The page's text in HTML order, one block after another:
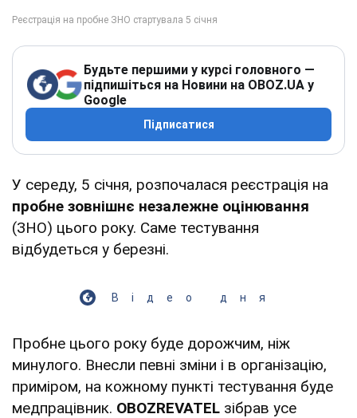
Будьте першими у курсі головного —
підпишіться на Новини на OBOZ.UA у
Google
Підписатися
У середу, 5 січня, розпочалася реєстрація на
пробне зовнішнє незалежне оцінювання
(ЗНО) цього року. Саме тестування
відбудеться у березні.
Відео дня
Пробне цього року буде дорожчим, ніж
минулого. Внесли певні зміни і в організацію,
приміром, на кожному пункті тестування буде
медпрацівник. OBOZREVATEL зібрав усе